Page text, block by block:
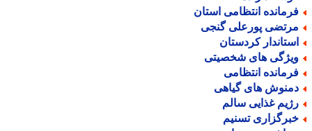
انتظامی استان
پورعلی گنجی
کردستان
های شخصیتی
انتظامی
های گیاهی
غذایی سالم
تسنیم